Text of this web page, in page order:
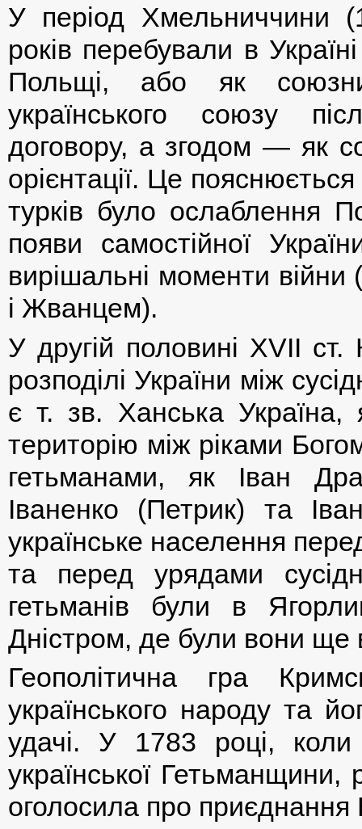
У період Хмельниччини
років перебували в
Польщі, або як
українського союзу
договору, а згодом — як
орієнтації. Це
турків було ослаблення
появи самостійної
вирішальні моменти
і Жванцем).
У другій половині XVІІ
розподілі України між
є т. зв. Ханська Україна,
територію між ріками
гетьманами, як Іван
Іваненко (Петрик) та
українське населення
та перед урядами
гетьманів були в
Дністром, де були вони ще
Геополітична гра
українського народу та
удачі. У 1783 році,
української Гетьманщини,
оголосила про приєднання